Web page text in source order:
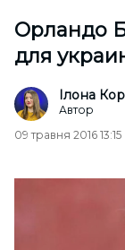
Орландо
для
Ілона
Автор
09 травня 2016 13:15